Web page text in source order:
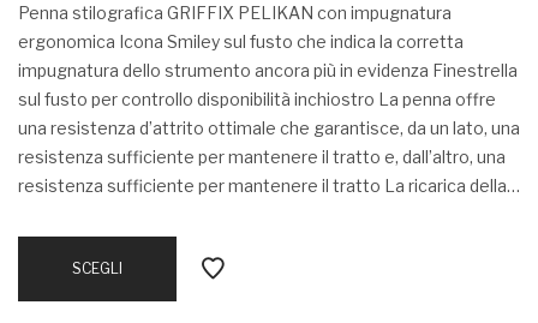
Penna stilografica GRIFFIX PELIKAN con impugnatura
ergonomica Icona Smiley sul fusto che indica la corretta
impugnatura dello strumento ancora più in evidenza Finestrella
sul fusto per controllo disponibilità inchiostro La penna offre
una resistenza d’attrito ottimale che garantisce, da un lato, una
resistenza sufficiente per mantenere il tratto e, dall’altro, una
resistenza sufficiente per mantenere il tratto La ricarica della…
SCEGLI